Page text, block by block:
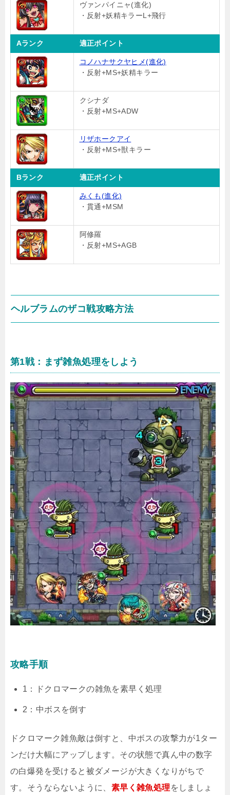
ヴァンパイニャ(進化)
・反射+妖精キラーL+飛行
Aランク 適正ポイント
コノハナサクヤヒメ(進化)
・反射+MS+妖精キラー
クシナダ
・反射+MS+ADW
リザホークアイ
・反射+MS+獣キラー
Bランク 適正ポイント
みくも(進化)
・貫通+MSM
阿修羅
・反射+MS+AGB
ヘルブラムのザコ戦攻略方法
第1戦：まず雑魚処理をしよう
攻略手順
1：ドクロマークの雑魚を素早く処理
2：中ボスを倒す
ドクロマーク雑魚敵は倒すと、中ボスの攻撃力が1ター
ンだけ大幅にアップします。その状態で真ん中の数字
の白爆発を受けると被ダメージが大きくなりがちで
す。そうならないように、 素早く雑魚処理 をしましょ